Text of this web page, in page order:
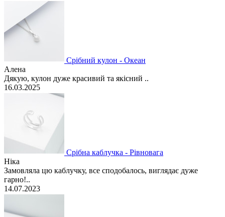
Срібний кулон - Океан
Алена
Дякую, кулон дуже красивий та якісний ..
16.03.2025
Срібна каблучка - Рівновага
Ніка
Замовляла цю каблучку, все сподобалось, виглядає дуже
гарно!..
14.07.2023